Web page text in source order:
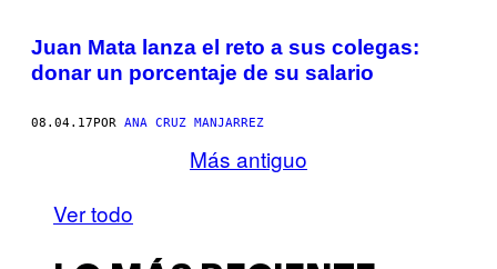
Juan Mata lanza el reto a sus colegas:
donar un porcentaje de su salario
08.04.17 POR ANA CRUZ MANJARREZ
Más antiguo
Ver todo